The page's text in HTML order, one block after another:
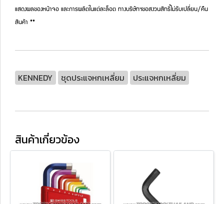
แสดงผลของหน้าจอ และการผลิตในแต่ละล็อต ทางบริษัทฯขอสงวนสิทธิ์ไม่รับเปลี่ยน/คืน
สินค้า **
KENNEDY ชุดประแจหกเหลี่ยม ประแจหกเหลี่ยม
สินค้าเกี่ยวข้อง